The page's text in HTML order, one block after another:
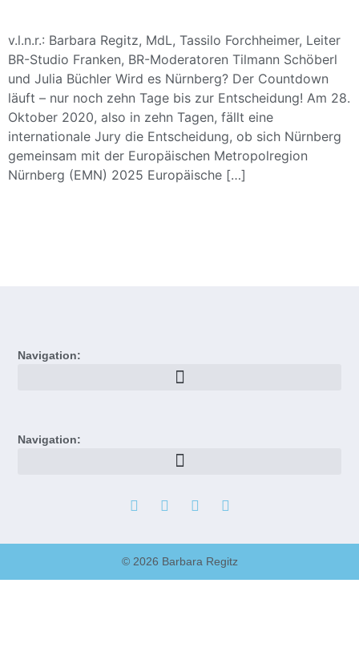
v.l.n.r.: Barbara Regitz, MdL, Tassilo Forchheimer, Leiter
BR-Studio Franken, BR-Moderatoren Tilmann Schöberl
und Julia Büchler Wird es Nürnberg? Der Countdown
läuft – nur noch zehn Tage bis zur Entscheidung! Am 28.
Oktober 2020, also in zehn Tagen, fällt eine
internationale Jury die Entscheidung, ob sich Nürnberg
gemeinsam mit der Europäischen Metropolregion
Nürnberg (EMN) 2025 Europäische […]
Navigation:
Navigation:
© 2026 Barbara Regitz